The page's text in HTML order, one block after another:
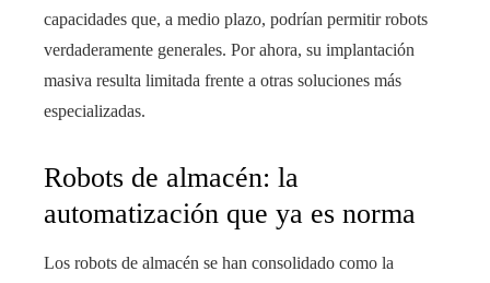
capacidades que, a medio plazo, podrían permitir robots
verdaderamente generales. Por ahora, su implantación
masiva resulta limitada frente a otras soluciones más
especializadas.
Robots de almacén: la
automatización que ya es norma
Los robots de almacén se han consolidado como la